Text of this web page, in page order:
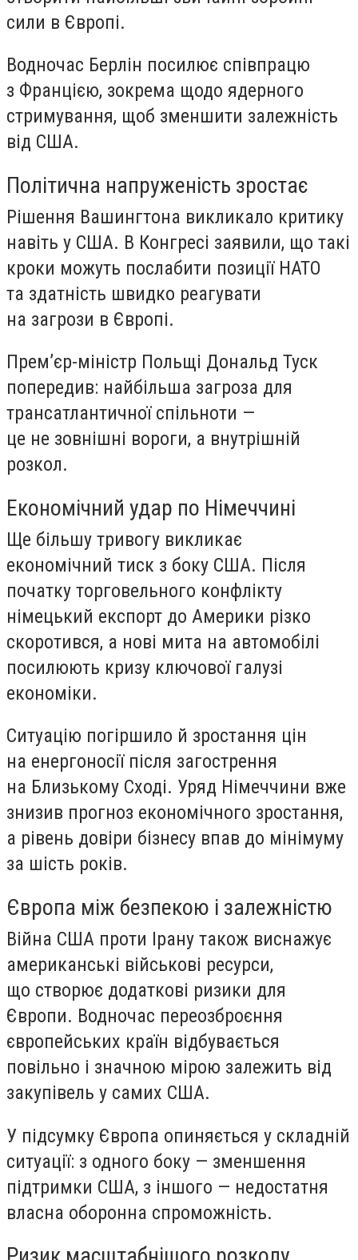
сили в Європі.
Водночас Берлін посилює співпрацю
з Францією, зокрема щодо ядерного
стримування, щоб зменшити залежність
від США.
Політична напруженість зростає
Рішення Вашингтона викликало критику
навіть у США. В Конгресі заявили, що такі
кроки можуть послабити позиції НАТО
та здатність швидко реагувати
на загрози в Європі.
Прем’єр-міністр Польщі Дональд Туск
попередив: найбільша загроза для
трансатлантичної спільноти —
це не зовнішні вороги, а внутрішній
розкол.
Економічний удар по Німеччині
Ще більшу тривогу викликає
економічний тиск з боку США. Після
початку торговельного конфлікту
німецький експорт до Америки різко
скоротився, а нові мита на автомобілі
посилюють кризу ключової галузі
економіки.
Ситуацію погіршило й зростання цін
на енергоносії після загострення
на Близькому Сході. Уряд Німеччини вже
знизив прогноз економічного зростання,
а рівень довіри бізнесу впав до мінімуму
за шість років.
Європа між безпекою і залежністю
Війна США проти Ірану також виснажує
американські військові ресурси,
що створює додаткові ризики для
Європи. Водночас переозброєння
європейських країн відбувається
повільно і значною мірою залежить від
закупівель у самих США.
У підсумку Європа опиняється у складній
ситуації: з одного боку — зменшення
підтримки США, з іншого — недостатня
власна оборонна спроможність.